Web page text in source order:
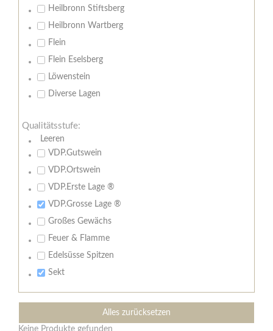
Heilbronn Stiftsberg
Heilbronn Wartberg
Flein
Flein Eselsberg
Löwenstein
Diverse Lagen
Qualitätsstufe:
Leeren
VDP.Gutswein
VDP.Ortswein
VDP.Erste Lage ®
VDP.Grosse Lage ®
Großes Gewächs
Feuer & Flamme
Edelsüsse Spitzen
Sekt
Alles zurücksetzen
Keine Produkte gefunden